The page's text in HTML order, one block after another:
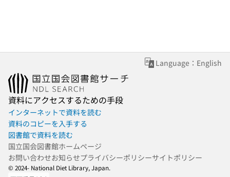
Language：English
資料にアクセスするための手段
インターネットで資料を読む
資料のコピーを入手する
図書館で資料を読む
国立国会図書館ホームページ
お問い合わせお知らせプライバシーポリシーサイトポリシー
© 2024- National Diet Library, Japan.